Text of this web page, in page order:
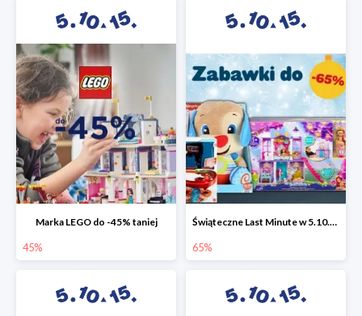
Marka LEGO do -45% taniej
45%
Świąteczne Last Minute w 5.10.15 - zabawki do -65%
65%